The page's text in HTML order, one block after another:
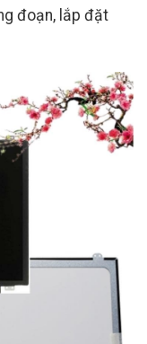
đoạn, lắp đặt